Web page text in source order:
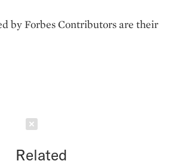
by Forbes Contributors are their
Related